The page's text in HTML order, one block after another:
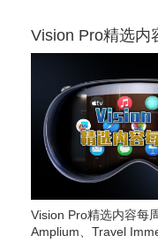
Vision Pro精选内
Vision Pro精选内容每
Amplium、Travel